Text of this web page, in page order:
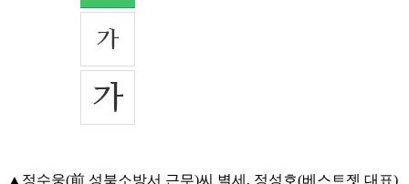
▲정수웅(前 성북소방서 근무)씨 별세, 정성호(베스트젯 대표)